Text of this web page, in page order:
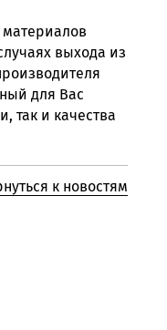
выхода из
для Вас
так и качества
к новостям